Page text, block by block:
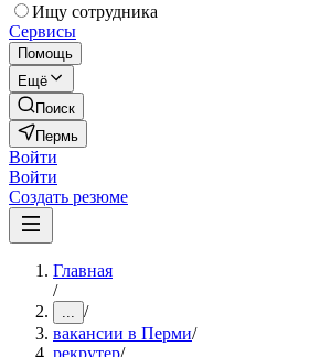
Ищу сотрудника
Сервисы
Помощь
Ещё
Поиск
Пермь
Войти
Войти
Создать резюме
Главная
/
... /
вакансии в Перми/
рекрутер/